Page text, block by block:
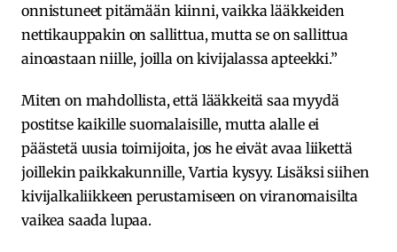
onnistuneet pitämään kiinni, vaikka lääkkeiden
nettikauppakin on sallittua, mutta se on sallittua
ainoastaan niille, joilla on kivijalassa apteekki.”
Miten on mahdollista, että lääkkeitä saa myydä
postitse kaikille suomalaisille, mutta alalle ei
päästetä uusia toimijoita, jos he eivät avaa liikettä
joillekin paikkakunnille, Vartia kysyy. Lisäksi siihen
kivijalkaliikkeen perustamiseen on viranomaisilta
vaikea saada lupaa.